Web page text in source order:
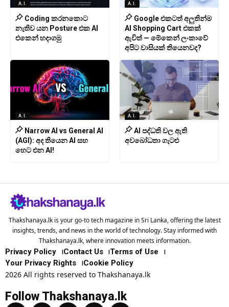
A.I.
Coding කරනකොට
නැතිව යන Posture එක AI
එකෙන් හදාගමු
A.I.
Google එකටත් අලුතින්ම
AI Shopping Cart එකක්
ඇවිත් — මේකෙන් ලංකාවේ
අපිට වාසියක් තියෙනවද?
A.I.
Narrow AI vs General AI
(AGI): අද තියෙන AI සහ
හෙට එන AI!
A.I.
AI පද්ධති වල ඇති
අවබෝධතා ගැටළු
Thakshanaya.lk is your go-to tech magazine in Sri Lanka, offering the latest
insights, trends, and news in the world of technology. Stay informed with
Thakshanaya.lk, where innovation meets information.
Privacy Policy Contact Us
Terms of Use
Your Privacy Rights
Cookie Policy
2026 All rights reserved to Thakshanaya.lk
Follow Thakshanaya.lk